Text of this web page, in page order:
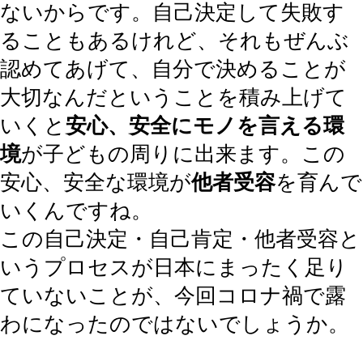
ないからです。自己決定して失敗す
ることもあるけれど、それもぜんぶ
認めてあげて、自分で決めることが
大切なんだということを積み上げて
いくと 安心、安全にモノを言える環
境が子どもの周りに出来ます。この
安心、安全な環境が他者受容を育んで
いくんですね。
この自己決定・自己肯定・他者受容と
いうプロセスが日本にまったく足り
ていないことが、今回コロナ禍で露
わになったのではないでしょうか。